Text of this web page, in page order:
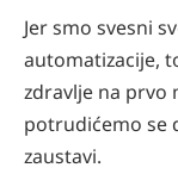
Jer smo svesni
automatizacije,
zdravlje na prvo
potrudićemo se
zaustavi.